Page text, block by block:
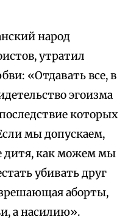
народ
утратил
«Отдавать все, в
эгоизма
которых
мы допускаем,
дитя, как можем мы
убивать друг
аборты,
а насилию».